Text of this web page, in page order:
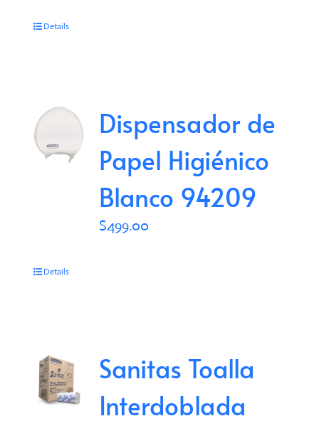
Details
Dispensador de
Papel Higiénico
Blanco 94209
$499.00
Details
Sanitas Toalla
Interdoblada